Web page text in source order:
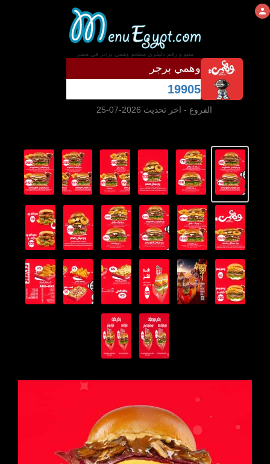
منيو و رقم دليفرى مطعم وهمي برجر فى مصر
وهمي برجر
19905
الفروع - اخر تحديث 2026-07-25